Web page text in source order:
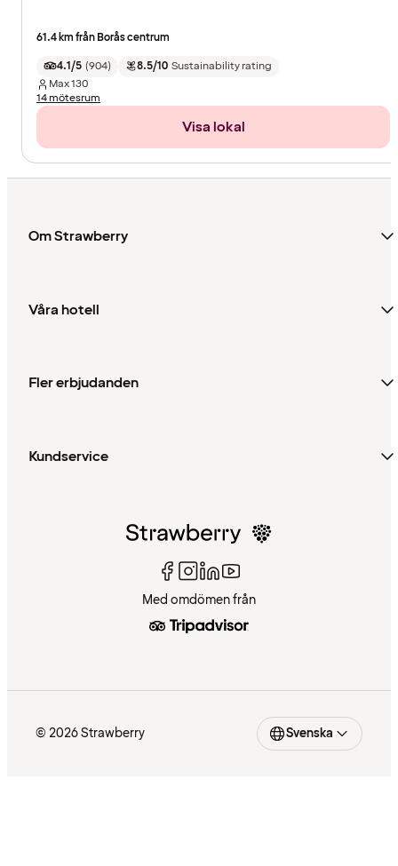
61.4 km från Borås centrum
4.1/5 (904) 8.5/10 Sustainability rating
Max130
14 mötesrum
Visa lokal
Om Strawberry
Våra hotell
Fler erbjudanden
Kundservice
Med omdömen från
© 2026 Strawberry Svenska